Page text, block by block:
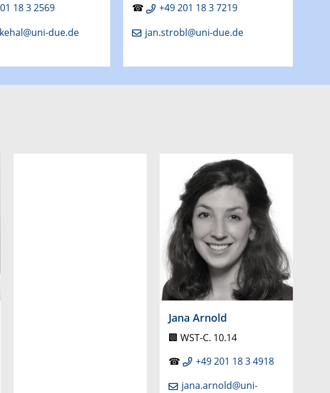
18 3 2569
due.de
☎
+49 201 18 3 7219
jan.strobl@uni-due.de
Jana Arnold
🏢 WST-C. 10.14
☎
+49 201 18 3 4918
jana.arnold@uni-